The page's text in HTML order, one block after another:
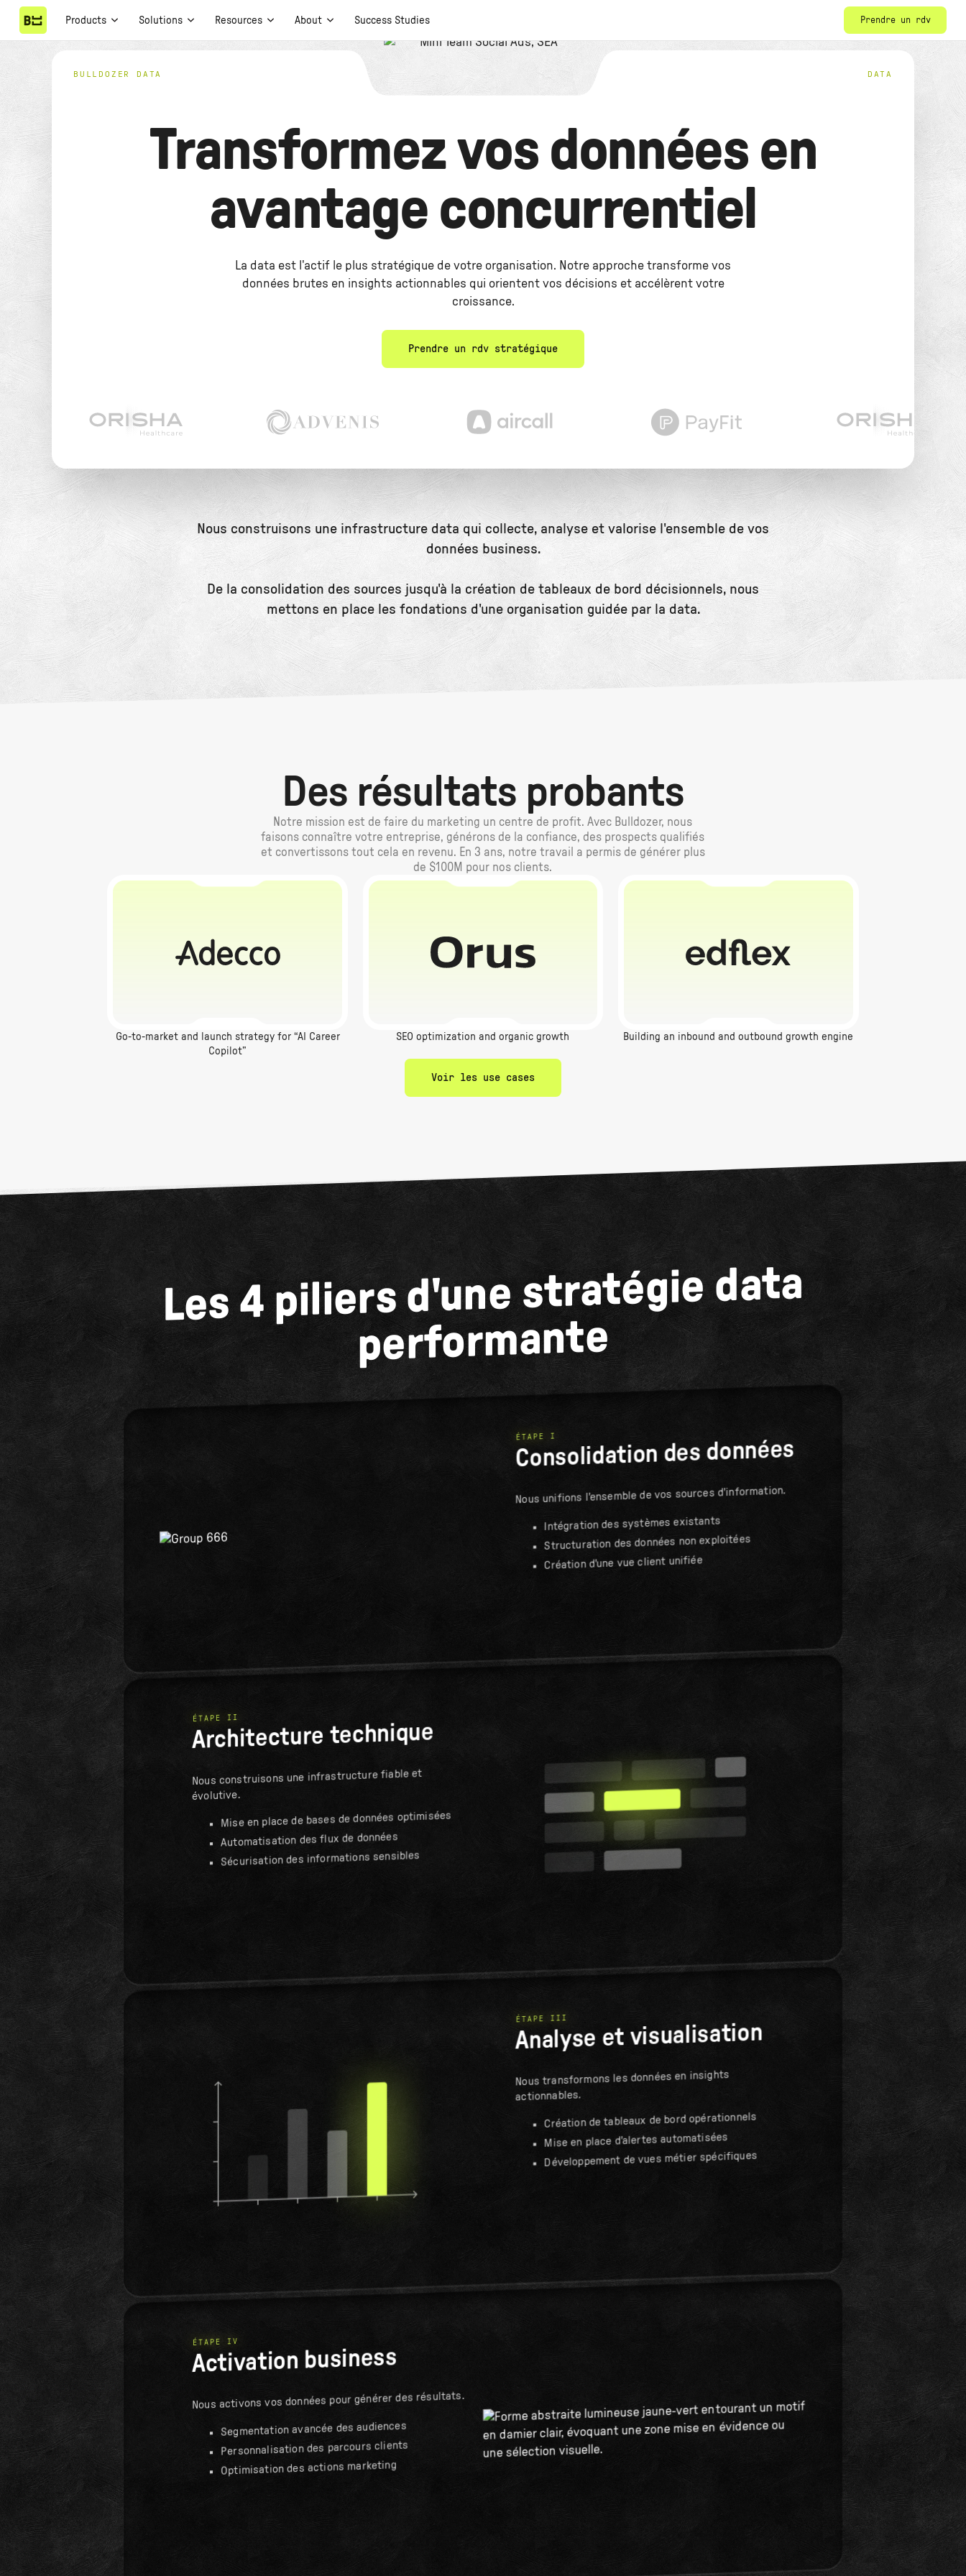
Products Solutions Resources About Success Studies Prendre un rdv
DATA
BULLDOZER DATA
Transformez vos données en
avantage concurrentiel
La data est l'actif le plus stratégique de votre organisation. Notre approche transforme vos
données brutes en insights actionnables qui orientent vos décisions et accélèrent votre
croissance.
Prendre un rdv stratégique
Nous construisons une infrastructure data qui collecte, analyse et valorise l'ensemble de vos
données business.
De la consolidation des sources jusqu'à la création de tableaux de bord décisionnels, nous
mettons en place les fondations d'une organisation guidée par la data.
Des résultats probants
Notre mission est de faire du marketing un centre de profit. Avec Bulldozer, nous
faisons connaître votre entreprise, générons de la confiance, des prospects qualifiés
et convertissons tout cela en revenu. En 3 ans, notre travail a permis de générer plus
de $100M pour nos clients.
Go-to-market and launch strategy for “AI Career
Copilot”
SEO optimization and organic growth Building an inbound and outbound growth engine
Voir les use cases
Les 4 piliers d'une stratégie data
performante
ÉTAPE I
Consolidation des données
Nous unifions l'ensemble de vos sources d'information.
Intégration des systèmes existants
Structuration des données non exploitées
Création d'une vue client unifiée
ÉTAPE II
Architecture technique
Nous construisons une infrastructure fiable et
évolutive.
Mise en place de bases de données optimisées
Automatisation des flux de données
Sécurisation des informations sensibles
ÉTAPE III
Analyse et visualisation
Nous transformons les données en insights
actionnables.
Création de tableaux de bord opérationnels
Mise en place d'alertes automatisées
Développement de vues métier spécifiques
ÉTAPE IV
Activation business
Nous activons vos données pour générer des résultats.
Segmentation avancée des audiences
Personnalisation des parcours clients
Optimisation des actions marketing